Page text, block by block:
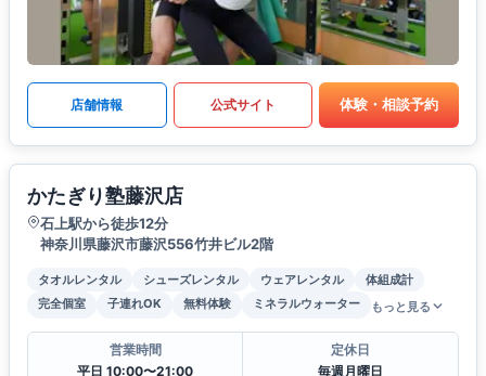
店舗情報 公式サイト 体験・相談予約
かたぎり塾藤沢店
石上駅から徒歩12分
神奈川県藤沢市藤沢556竹井ビル2階
タオルレンタル シューズレンタル ウェアレンタル
体組成計
完全個室
子連れOK 無料体験 ミネラルウォーター もっと見る
営業時間
平日 10:00〜21:00
定休日
毎週月曜日